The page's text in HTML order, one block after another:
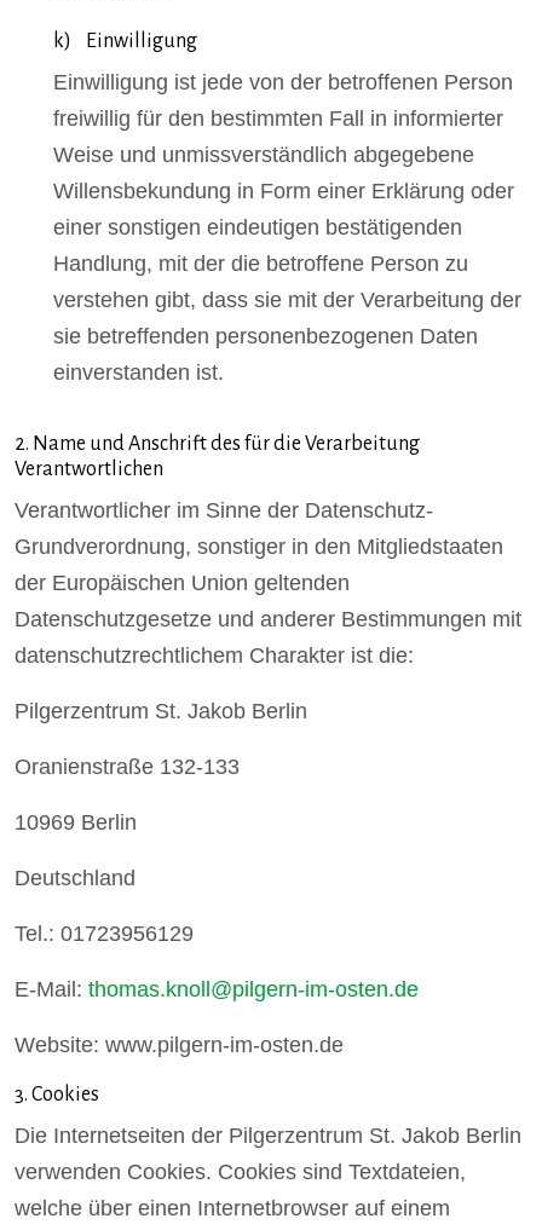
k) Einwilligung
Einwilligung ist jede von der betroffenen Person
freiwillig für den bestimmten Fall in informierter
Weise und unmissverständlich abgegebene
Willensbekundung in Form einer Erklärung oder
einer sonstigen eindeutigen bestätigenden
Handlung, mit der die betroffene Person zu
verstehen gibt, dass sie mit der Verarbeitung der
sie betreffenden personenbezogenen Daten
einverstanden ist.
2. Name und Anschrift des für die Verarbeitung
Verantwortlichen
Verantwortlicher im Sinne der Datenschutz-
Grundverordnung, sonstiger in den Mitgliedstaaten
der Europäischen Union geltenden
Datenschutzgesetze und anderer Bestimmungen mit
datenschutzrechtlichem Charakter ist die:
Pilgerzentrum St. Jakob Berlin
Oranienstraße 132-133
10969 Berlin
Deutschland
Tel.: 01723956129
E-Mail: thomas.knoll@pilgern-im-osten.de
Website: www.pilgern-im-osten.de
3. Cookies
Die Internetseiten der Pilgerzentrum St. Jakob Berlin
verwenden Cookies. Cookies sind Textdateien,
welche über einen Internetbrowser auf einem